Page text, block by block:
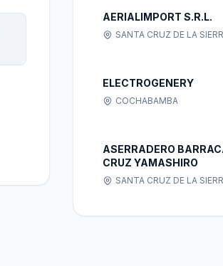
AERIALIMPORT S.R.L.
SANTA CRUZ DE LA
ELECTROGENERY
COCHABAMBA
ASERRADERO
CRUZ YAMASHIRO
SANTA CRUZ DE LA